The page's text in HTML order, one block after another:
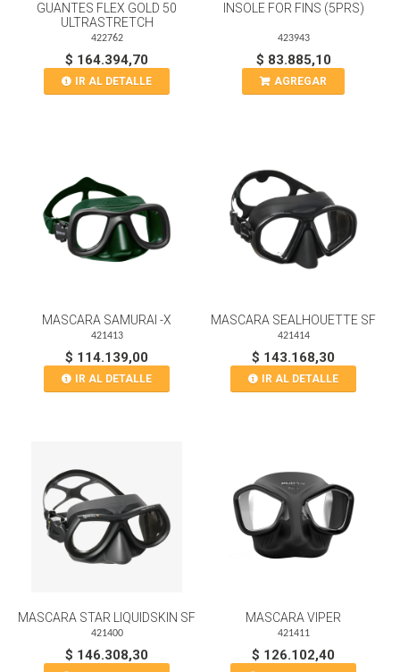
GUANTES FLEX GOLD 50
ULTRASTRETCH
422762
$ 164.394,70
IR AL DETALLE
INSOLE FOR FINS (5PRS)
423943
$ 83.885,10
AGREGAR
MASCARA SAMURAI -X
421413
$ 114.139,00
IR AL DETALLE
MASCARA SEALHOUETTE SF
421414
$ 143.168,30
IR AL DETALLE
MASCARA STAR LIQUIDSKIN SF
421400
$ 146.308,30
MASCARA VIPER
421411
$ 126.102,40